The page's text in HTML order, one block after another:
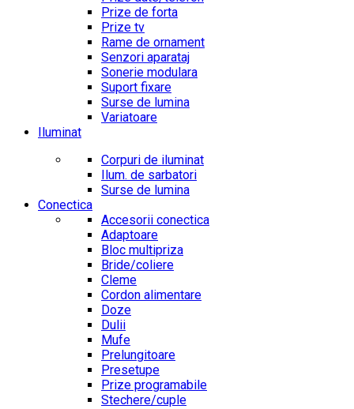
Prize de forta
Prize tv
Rame de ornament
Senzori aparataj
Sonerie modulara
Suport fixare
Surse de lumina
Variatoare
Iluminat
Corpuri de iluminat
Ilum. de sarbatori
Surse de lumina
Conectica
Accesorii conectica
Adaptoare
Bloc multipriza
Bride/coliere
Cleme
Cordon alimentare
Doze
Dulii
Mufe
Prelungitoare
Presetupe
Prize programabile
Stechere/cuple